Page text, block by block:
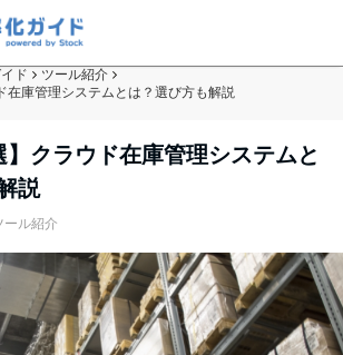
ド
ツール紹介
在庫管理システムとは？選び方も解説
】クラウド在庫管理システムと
説
ール紹介